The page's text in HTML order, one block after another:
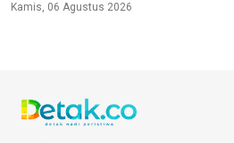
Kamis, 06 Agustus 2026